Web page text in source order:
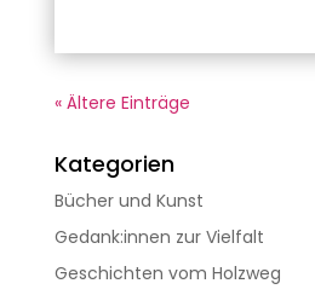
« Ältere Einträge
Kategorien
Bücher und Kunst
Gedank:innen zur Vielfalt
Geschichten vom Holzweg